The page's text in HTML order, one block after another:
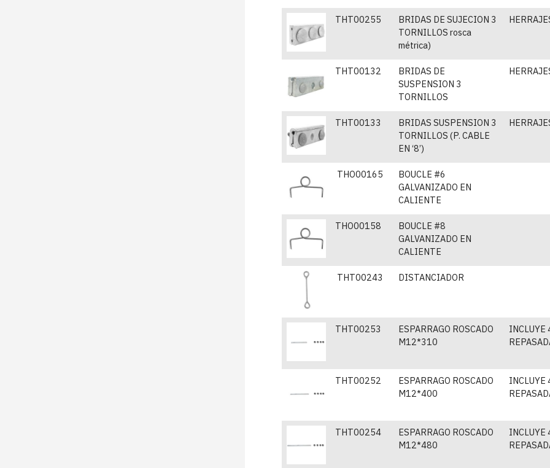
THT00255
BRIDAS DE SUJECION 3
TORNILLOS rosca
métrica)
THT00132
BRIDAS DE
SUSPENSION 3
TORNILLOS
THT00133
BRIDAS SUSPENSION 3
TORNILLOS (P. CABLE
EN ‘8’)
THO00165
BOUCLE #6
GALVANIZADO EN
CALIENTE
THO00158
BOUCLE #8
GALVANIZADO EN
CALIENTE
THT00243 DISTANCIADOR
THT00253
ESPARRAGO ROSCADO
M12*310
INCLUYE
THT00252
ESPARRAGO ROSCADO
M12*400
INCLUYE
THT00254
ESPARRAGO ROSCADO
M12*480
INCLUYE